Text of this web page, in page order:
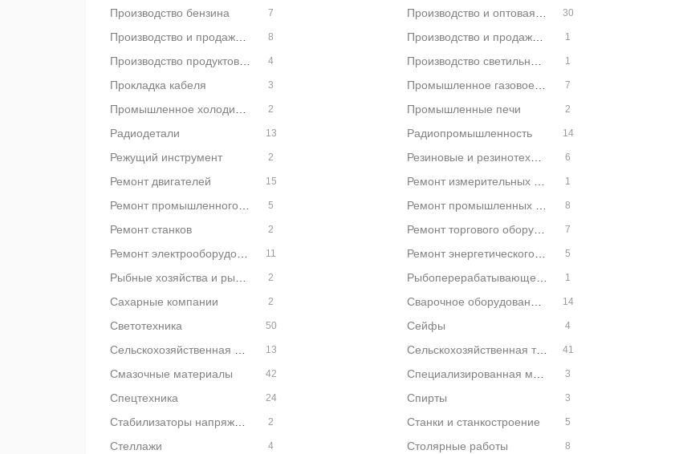
Производство бензина 7 30
8 Производство и продажа одежды 1
4 1
Прокладка кабеля 3 7
2 Промышленные печи 2
Радиодетали 13 Радиопромышленность 14
Режущий инструмент 2 Резиновые и резинотехнические изделия 6
Ремонт двигателей 15 1
5 8
Ремонт станков 2 Ремонт торгового оборудования 7
11 5
2 1
Сахарные компании 2 14
Светотехника 50 Сейфы 4
13 Сельскохозяйственная техника 41
Смазочные материалы 42 3
Спецтехника 24 Спирты 3
2 Станки и станкостроение 5
Стеллажи 4 Столярные работы 8